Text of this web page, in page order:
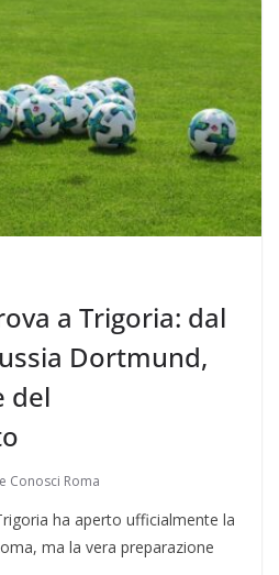
a Trigoria: dal
Dortmund,
del
Conosci Roma
ha aperto ufficialmente la
ma la vera preparazione